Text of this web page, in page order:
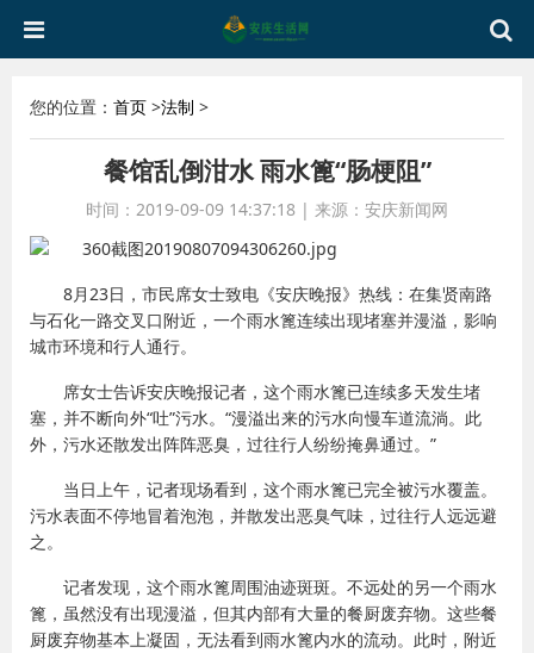
您的位置： 首页 >法制 >
餐馆乱倒泔水 雨水篦“肠梗阻”
时间：2019-09-09 14:37:18 | 来源：安庆新闻网
8月23日，市民席女士致电《安庆晚报》热线：在集贤南路
与石化一路交叉口附近，一个雨水篦连续出现堵塞并漫溢，影响
城市环境和行人通行。
席女士告诉安庆晚报记者，这个雨水篦已连续多天发生堵
塞，并不断向外“吐”污水。“漫溢出来的污水向慢车道流淌。此
外，污水还散发出阵阵恶臭，过往行人纷纷掩鼻通过。”
当日上午，记者现场看到，这个雨水篦已完全被污水覆盖。
污水表面不停地冒着泡泡，并散发出恶臭气味，过往行人远远避
之。
记者发现，这个雨水篦周围油迹斑斑。不远处的另一个雨水
篦，虽然没有出现漫溢，但其内部有大量的餐厨废弃物。这些餐
厨废弃物基本上凝固，无法看到雨水篦内水的流动。此时，附近